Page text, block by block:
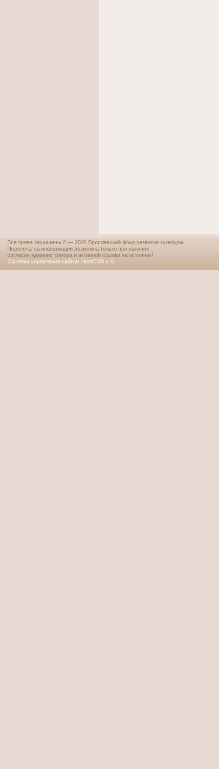
Все права защищены © — 2026 Ярославский Фонд развития культуры
Перепечатка информации возможна только при наличии
согласия администратора и активной ссылки на источник!
Система управления сайтом HostCMS v. 5